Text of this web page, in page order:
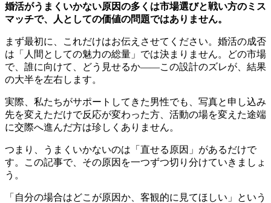
婚活がうまくいかない原因の多くは市場選びと戦い方のミス
マッチで、人としての価値の問題ではありません。
まず最初に、これだけはお伝えさせてください。婚活の成否
は「人間としての魅力の総量」では決まりません。どの市場
で、誰に向けて、どう見せるか――この設計のズレが、結果
の大半を左右します。
実際、私たちがサポートしてきた男性でも、写真と申し込み
先を変えただけで反応が変わった方、活動の場を変えた途端
に交際へ進んだ方は珍しくありません。
つまり、うまくいかないのは「直せる原因」があるだけで
す。この記事で、その原因を一つずつ切り分けていきましょ
う。
「自分の場合はどこが原因か、客観的に見てほしい」という